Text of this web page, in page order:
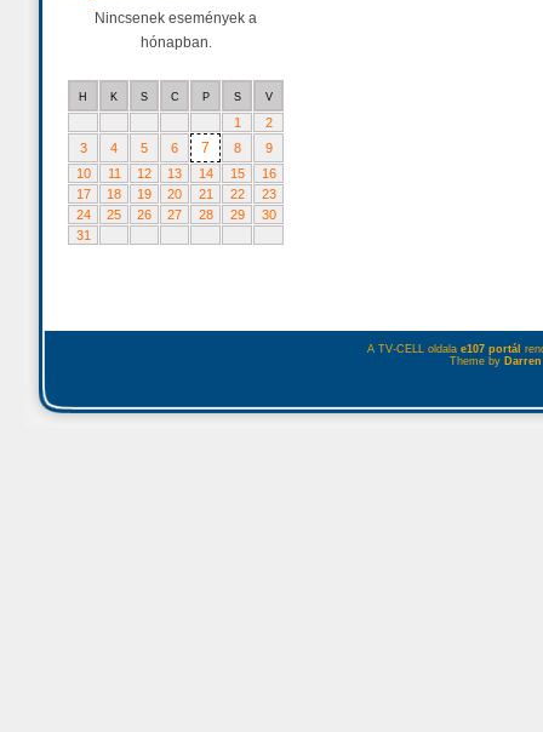
Nincsenek események a
hónapban.
H K S C P S V
1
2
3
4 5 6 7 8
9
10
11 12 13 14 15
16
17
18 19 20 21 22
23
24
25 26 27 28 29
30
31
A TV-CELL oldala e107 portál
Theme by